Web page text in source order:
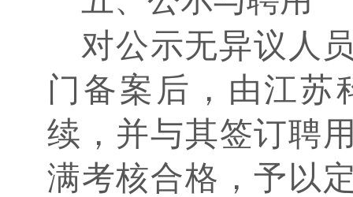
对公示无异议人
门备案后，由江苏
续，并与其签订聘
满考核合格，予以